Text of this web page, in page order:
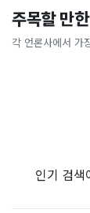
주목할 만
각 언론사에서 가
홈플러스,
간'을 샀다
비즈워치
[날씨] 오늘 밤
륙 중심 최대
인기 검색